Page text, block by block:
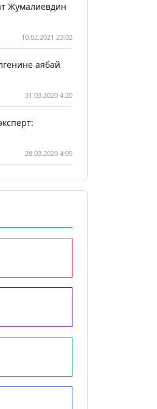
Жумалиевдин
10.02.2021 23:02
аябай
31.03.2020 4:20
28.03.2020 4:05